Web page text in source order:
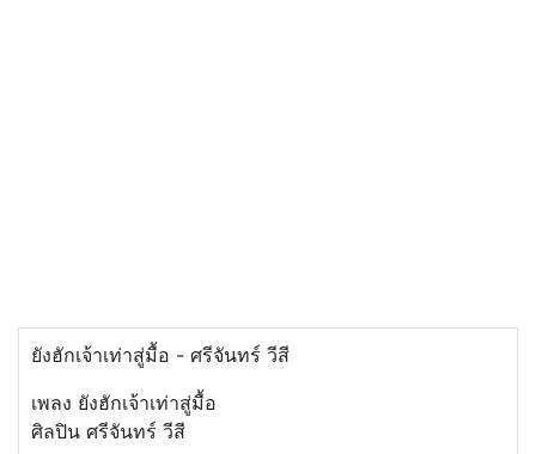
ยังฮักเจ้าเท่าสู่มื้อ - ศรีจันทร์ วีสี
เพลง ยังฮักเจ้าเท่าสู่มื้อ
ศิลปิน ศรีจันทร์ วีสี